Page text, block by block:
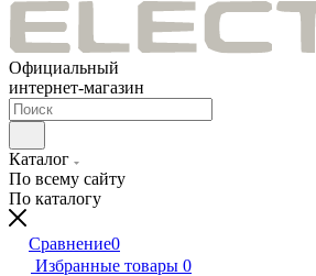
Официальный
интернет-магазин
Каталог
По всему сайту
По каталогу
Сравнение0
Избранные товары 0